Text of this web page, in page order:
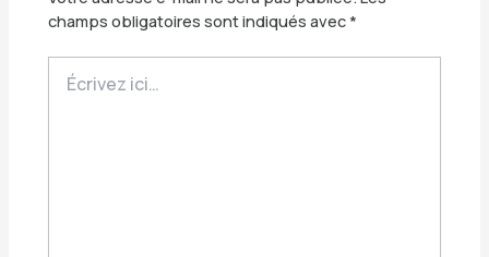
champs obligatoires sont indiqués avec *
ici…